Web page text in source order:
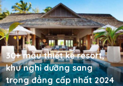
30+ mẫu thiết kế resort,
khu nghỉ dưỡng sang
trọng đẳng cấp nhất 2024